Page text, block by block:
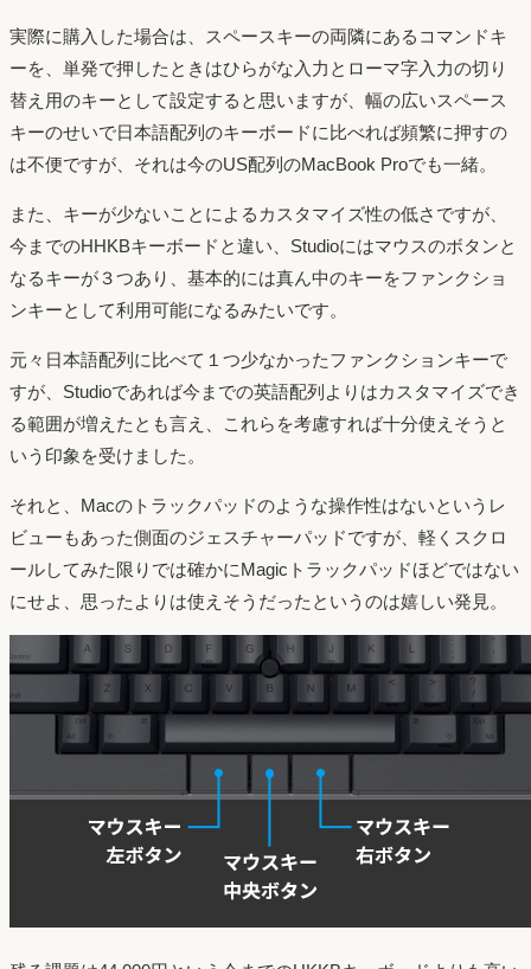
実際に購入した場合は、スペースキーの両隣にあるコマンドキ
ーを、単発で押したときはひらがな入力とローマ字入力の切り
替え用のキーとして設定すると思いますが、幅の広いスペース
キーのせいで日本語配列のキーボードに比べれば頻繁に押すの
は不便ですが、それは今のUS配列のMacBook Proでも一緒。
また、キーが少ないことによるカスタマイズ性の低さですが、
今までのHHKBキーボードと違い、Studioにはマウスのボタンと
なるキーが３つあり、基本的には真ん中のキーをファンクショ
ンキーとして利用可能になるみたいです。
元々日本語配列に比べて１つ少なかったファンクションキーで
すが、Studioであれば今までの英語配列よりはカスタマイズでき
る範囲が増えたとも言え、これらを考慮すれば十分使えそうと
いう印象を受けました。
それと、Macのトラックパッドのような操作性はないというレ
ビューもあった側面のジェスチャーパッドですが、軽くスクロ
ールしてみた限りでは確かにMagicトラックパッドほどではない
にせよ、思ったよりは使えそうだったというのは嬉しい発見。